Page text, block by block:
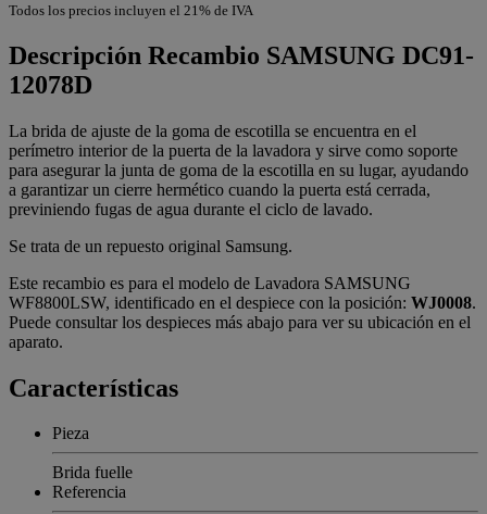
Todos los precios incluyen el 21% de IVA
Descripción Recambio SAMSUNG DC91-
12078D
La brida de ajuste de la goma de escotilla se encuentra en el
perímetro interior de la puerta de la lavadora y sirve como soporte
para asegurar la junta de goma de la escotilla en su lugar, ayudando
a garantizar un cierre hermético cuando la puerta está cerrada,
previniendo fugas de agua durante el ciclo de lavado.
Se trata de un repuesto original Samsung.
Este recambio es para el modelo de Lavadora SAMSUNG
WF8800LSW, identificado en el despiece con la posición: WJ0008.
Puede consultar los despieces más abajo para ver su ubicación en el
aparato.
Características
Pieza
Brida fuelle
Referencia